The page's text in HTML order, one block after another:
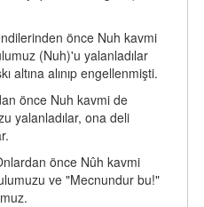
önce Nuh kavmi
(Nuh)'u yalanladılar
altına alınıp engellenmişti.
önce Nuh kavmi de
yalanladılar, ona deli
önce Nûh kavmi
ve "Mecnundur bu!"